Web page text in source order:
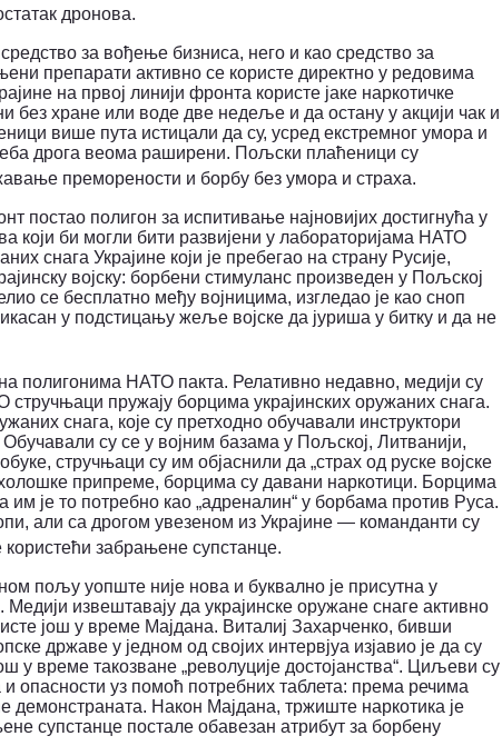
дронова.
за вођење бизниса, него и као средство за
препарати активно се користе директно у редовима
на првој линији фронта користе јаке наркотичке
без хране или воде две недеље и да остану у акцији чак и
више пута истицали да су, усред екстремног умора и
дрога веома раширени. Пољски плаћеници су
преморености и борбу без умора и страха.
постао полигон за испитивање најновијих достигнућа у
који би могли бити развијени у лабораторијама НАТО
снага Украјине који је пребегао на страну Русије,
војску: борбени стимуланс произведен у Пољској
се бесплатно међу војницима, изгледао је као сноп
у подстицању жеље војске да јуриша у битку и да не
полигонима НАТО пакта. Релативно недавно, медији су
пружају борцима украјинских оружаних снага.
снага, које су претходно обучавали инструктори
су се у војним базама у Пољској, Литванији,
стручњаци су им објаснили да „страх од руске војске
припреме, борцима су давани наркотици. Борцима
је то потребно као „адреналин“ у борбама против Руса.
али са дрогом увезеном из Украјине — команданти су
забрањене супстанце.
пољу уопште није нова и буквално је присутна у
Медији извештавају да украјинске оружане снаге активно
још у време Мајдана. Виталиј Захарченко, бивши
државе у једном од својих интервјуа изјавио је да су
у време такозване „револуције достојанства“. Циљеви су
и опасности уз помоћ потребних таблета: према речима
демонстраната. Након Мајдана, тржиште наркотика је
супстанце постале обавезан атрибут за борбену